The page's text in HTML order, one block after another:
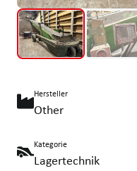
Hersteller
Other
Kategorie
Lagertechnik